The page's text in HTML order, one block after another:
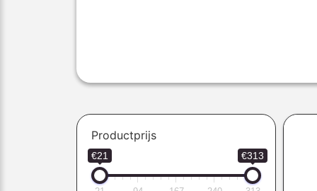
Productprijs
€21 €313